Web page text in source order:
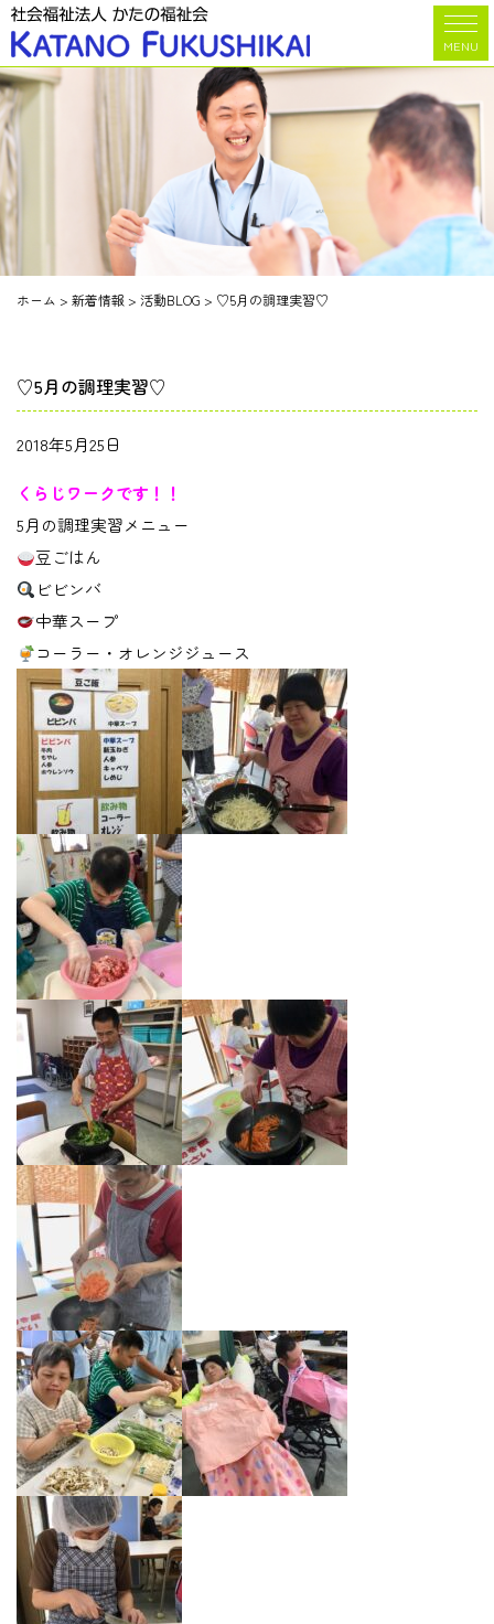
MENU
ホーム > 新着情報 > 活動BLOG > ♡5月の調理実習♡
♡5月の調理実習♡
2018年5月25日
くらじワークです！！
5月の調理実習メニュー
豆ごはん
ビビンバ
中華スープ
コーラー・オレンジジュース